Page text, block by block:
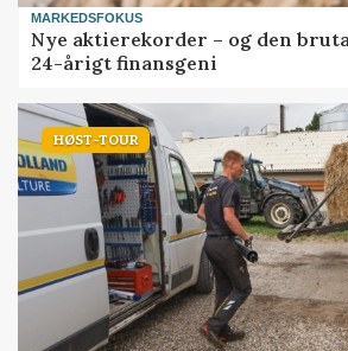
MARKEDSFOKUS
Nye aktierekorder – og den
24-årigt finansgeni
HØST-TOUR